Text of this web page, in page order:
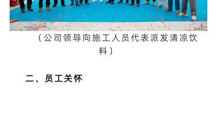
（公司领导向施工人员代表派发清凉饮
料）
二、员工关怀